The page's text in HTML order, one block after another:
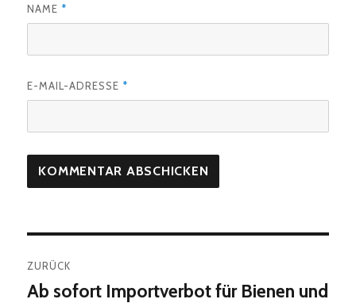
NAME *
E-MAIL-ADRESSE *
ZURÜCK
Vorheriger
Ab sofort Importverbot für Bienen und